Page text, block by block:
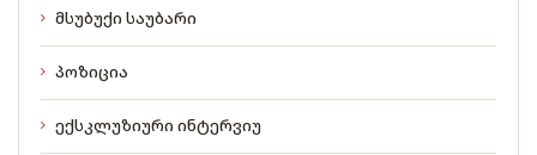
მსუბუქი საუბარი
პოზიცია
ექსკლუზიური ინტერვიუ